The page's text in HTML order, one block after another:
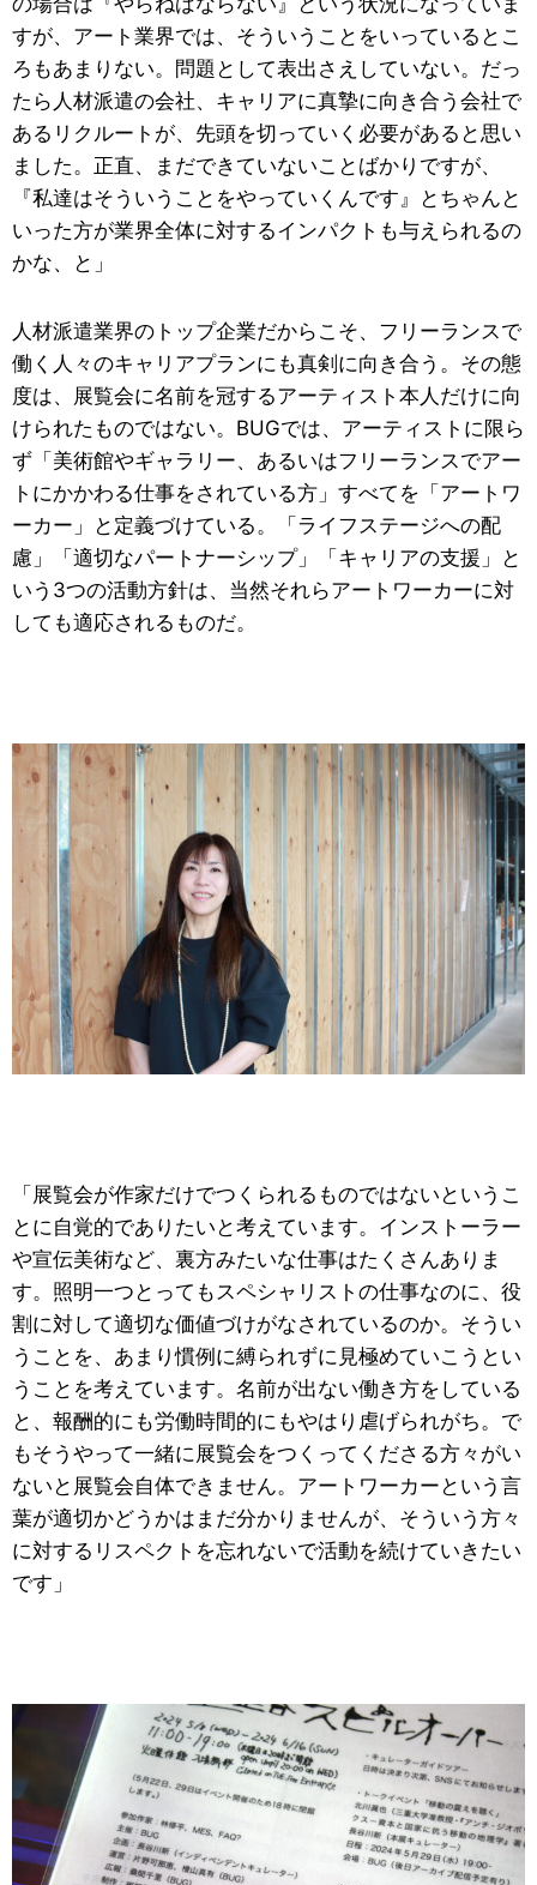
すが、アート業界では、そういうことをいっているとこ
ろもあまりない。問題として表出さえしていない。だっ
たら人材派遣の会社、キャリアに真摯に向き合う会社で
あるリクルートが、先頭を切っていく必要があると思い
ました。正直、まだできていないことばかりですが、
『私達はそういうことをやっていくんです』とちゃんと
いった方が業界全体に対するインパクトも与えられるの
かな、と」
人材派遣業界のトップ企業だからこそ、フリーランスで
働く人々のキャリアプランにも真剣に向き合う。その態
度は、展覧会に名前を冠するアーティスト本人だけに向
けられたものではない。BUGでは、アーティストに限ら
ず「美術館やギャラリー、あるいはフリーランスでアー
トにかかわる仕事をされている方」すべてを「アートワ
ーカー」と定義づけている。「ライフステージへの配
慮」「適切なパートナーシップ」「キャリアの支援」と
いう3つの活動方針は、当然それらアートワーカーに対
しても適応されるものだ。
「展覧会が作家だけでつくられるものではないというこ
とに自覚的でありたいと考えています。インストーラー
や宣伝美術など、裏方みたいな仕事はたくさんありま
す。照明一つとってもスペシャリストの仕事なのに、役
割に対して適切な価値づけがなされているのか。そうい
うことを、あまり慣例に縛られずに見極めていこうとい
うことを考えています。名前が出ない働き方をしている
と、報酬的にも労働時間的にもやはり虐げられがち。で
もそうやって一緒に展覧会をつくってくださる方々がい
ないと展覧会自体できません。アートワーカーという言
葉が適切かどうかはまだ分かりませんが、そういう方々
に対するリスペクトを忘れないで活動を続けていきたい
です」